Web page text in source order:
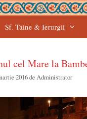
Sf. Taine & Ierurgii
cel Mare la
2016de Administrator